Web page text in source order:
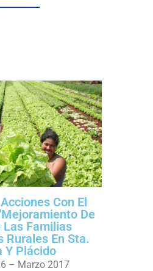
Con El
De
Las Familias
Rurales En Sta.
Y Plácido
– Marzo 2017